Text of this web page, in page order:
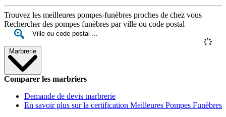
Trouvez les meilleures pompes-funèbres proches de chez vous
Rechercher des pompes funèbres par ville ou code postal
Marbrerie
Comparer les marbriers
Demande de devis marbrerie
En savoir plus sur la certification Meilleures Pompes Funèbres